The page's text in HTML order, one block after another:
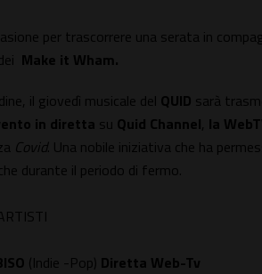
per trascorrere una serata in
Make it Wham.
il giovedì musicale del QUID sarà
in diretta su Quid Channel, la
Covid. Una nobile iniziativa che ha
durante il periodo di fermo.
(Indie -Pop) Diretta Web-Tv